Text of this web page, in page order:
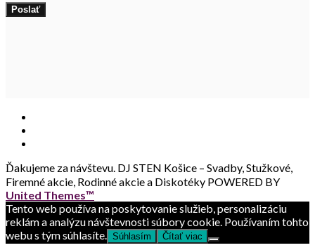
Ďakujeme za návštevu. DJ STEN Košice – Svadby, Stužkové,
Firemné akcie, Rodinné akcie a Diskotéky POWERED BY
United Themes™
Tento web používa na poskytovanie služieb, personalizáciu
reklám a analýzu návštevnosti súbory cookie. Používaním tohto
webu s tým súhlasíte. Súhlasím Čítať viac